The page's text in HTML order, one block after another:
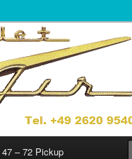
47 – 72 Pickup